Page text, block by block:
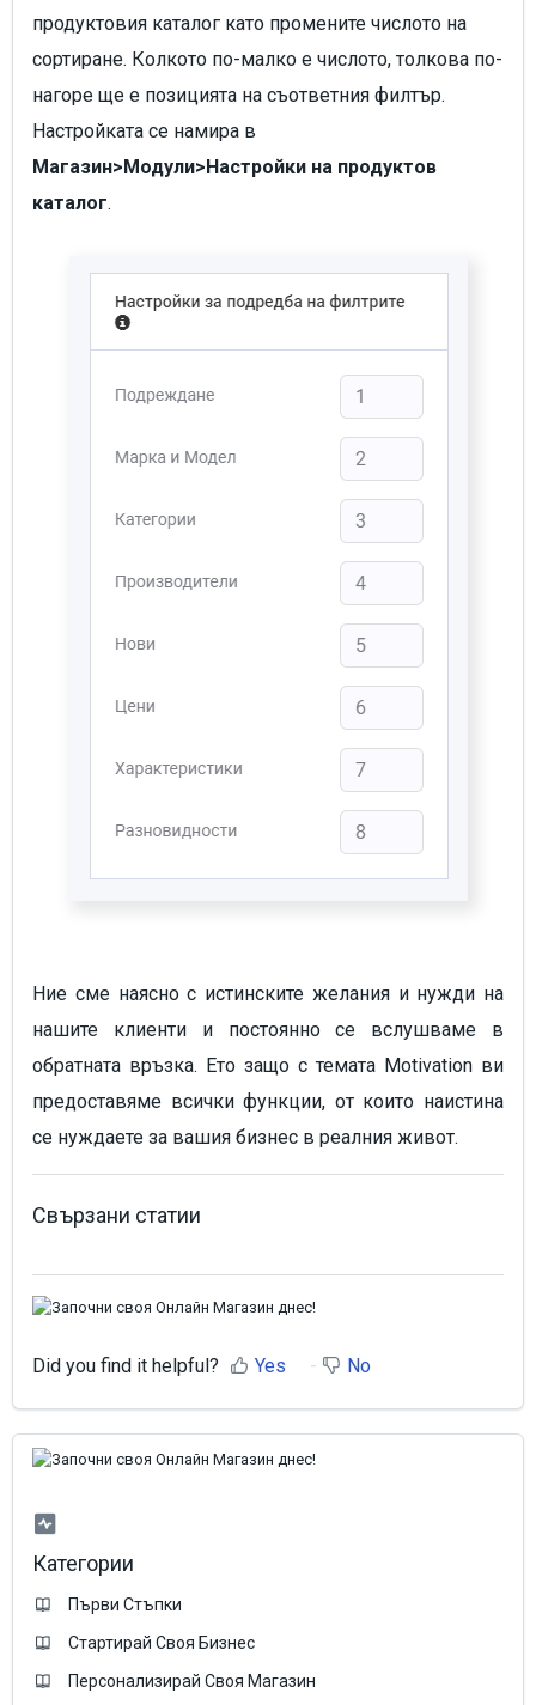
продуктовия каталог като промените числото на
сортиране. Колкото по-малко е числото, толкова по-
нагоре ще е позицията на съответния филтър.
Настройката се намира в
Магазин>Модули>Настройки на продуктов
каталог.
Ние сме наясно с истинските желания и нужди на
нашите клиенти и постоянно се вслушваме в
обратната връзка. Ето защо с темата Motivation ви
предоставяме всички функции, от които наистина
се нуждаете за вашия бизнес в реалния живот.
Свързани статии
Did you find it helpful? Yes No
Категории
Първи Стъпки
Стартирай Своя Бизнес
Персонализирай Своя Магазин